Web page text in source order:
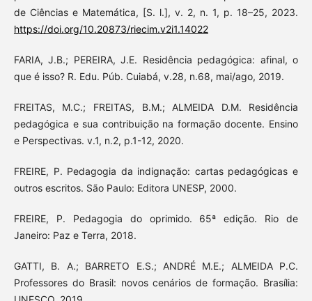
de Ciências e Matemática, [S. l.], v. 2, n. 1, p. 18–25, 2023.
https://doi.org/10.20873/riecim.v2i1.14022
FARIA, J.B.; PEREIRA, J.E. Residência pedagógica: afinal, o
que é isso? R. Edu. Púb. Cuiabá, v.28, n.68, mai/ago, 2019.
FREITAS, M.C.; FREITAS, B.M.; ALMEIDA D.M. Residência
pedagógica e sua contribuição na formação docente. Ensino
e Perspectivas. v.1, n.2, p.1-12, 2020.
FREIRE, P. Pedagogia da indignação: cartas pedagógicas e
outros escritos. São Paulo: Editora UNESP, 2000.
FREIRE, P. Pedagogia do oprimido. 65ª edição. Rio de
Janeiro: Paz e Terra, 2018.
GATTI, B. A.; BARRETO E.S.; ANDRÉ M.E.; ALMEIDA P.C.
Professores do Brasil: novos cenários de formação. Brasília: